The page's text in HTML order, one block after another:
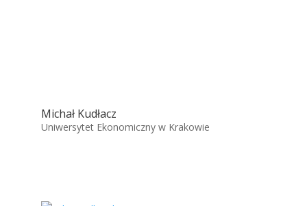
Michał Kudłacz
Uniwersytet Ekonomiczny w Krakowie